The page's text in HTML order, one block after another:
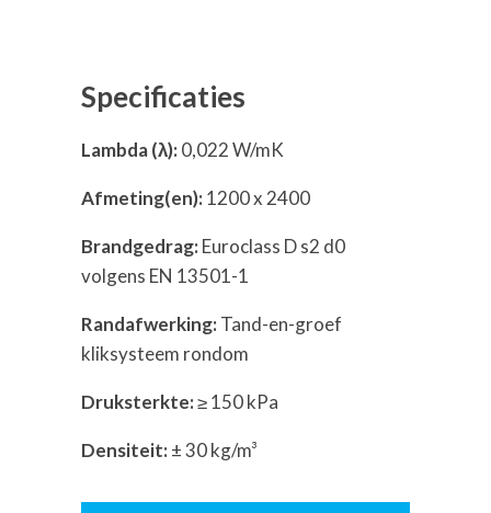
Specificaties
Lambda (λ):0,022 W/mK
Afmeting(en):1200 x 2400
Brandgedrag:Euroclass D s2 d0
volgens EN 13501-1
Randafwerking:Tand-en-groef
kliksysteem rondom
Druksterkte:≥ 150 kPa
Densiteit:± 30 kg/m³